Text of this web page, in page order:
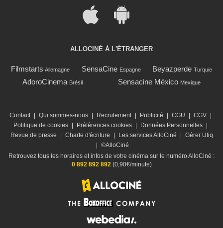
ALLOCINÉ À L'ÉTRANGER
Filmstarts Allemagne SensaCine Espagne Beyazperde Turquie
AdoroCinema Brésil Sensacine México Mexique
Contact Qui sommes-nous Recrutement Publicité CGU CGV
Politique de cookies
Préférences cookies Données Personnelles
Revue de presse
Charte d'écriture Les services AlloCiné
Gérer Utiq
©AlloCiné
Retrouvez tous les horaires et infos de votre cinéma sur le numéro AlloCiné :
0 892 892 892(0,90€/minute)